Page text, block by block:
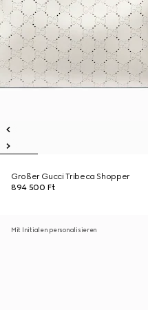
Großer Gucci Tribeca Shopper
894 500 Ft
Mit Initialen personalisieren